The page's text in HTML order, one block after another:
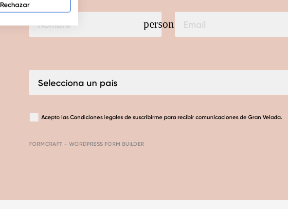
person
Acepto las Condiciones legalesde suscribirme para recibir comunicaciones de Gran Velada.
FORMCRAFT - WORDPRESS FORM BUILDER
Rechazar